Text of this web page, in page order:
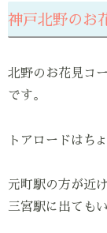
神戸北野のお
北野のお花見コ
です。
トアロードはち
元町駅の方が近
三宮駅に出ても